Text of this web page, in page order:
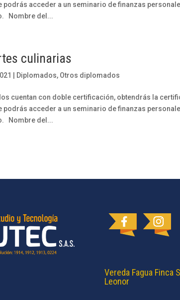
acceder a un seminario de finanzas
Nombre del...
culinarias
Diplomados, Otros diplomados
cuentan con doble certificación, obtendrás la
acceder a un seminario de finanzas
Nombre del...
Vereda Fagua Finca
Leonor